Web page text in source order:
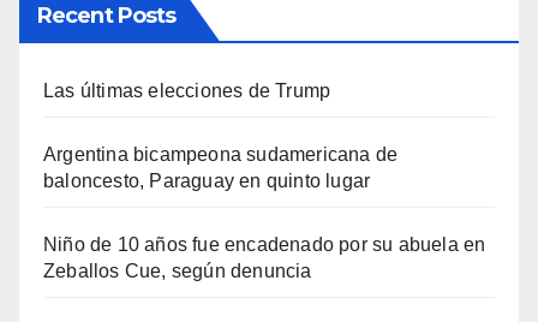
Recent Posts
Las últimas elecciones de Trump
Argentina bicampeona sudamericana de
baloncesto, Paraguay en quinto lugar
Niño de 10 años fue encadenado por su abuela en
Zeballos Cue, según denuncia